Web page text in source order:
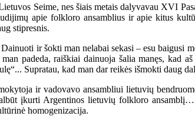
Seime, nes šiais metais dalyvavau XVI
apie folkloro ansamblius ir apie kitus
stipresnis.
ir šokti man nelabai sekasi – esu baigusi
padeda, raiškiai dainuoja šalia manęs, kad
Supratau, kad man dar reikės išmokti daug
ir vadovavo ansambliui lietuvių
įkurti Argentinos lietuvių folkloro
homogenizacija.